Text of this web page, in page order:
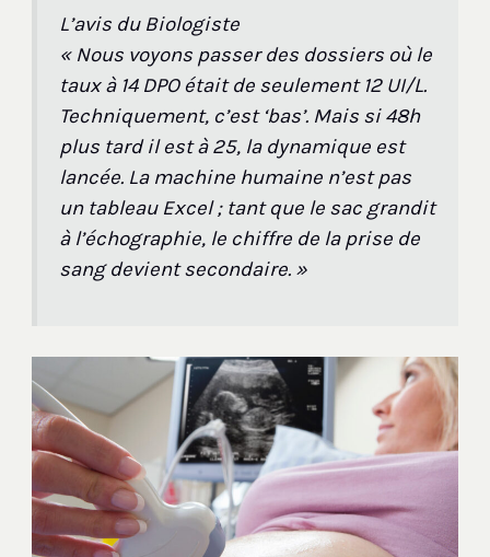
L’avis du Biologiste
« Nous voyons passer des dossiers où le
taux à 14 DPO était de seulement 12 UI/L.
Techniquement, c’est ‘bas’. Mais si 48h
plus tard il est à 25, la dynamique est
lancée. La machine humaine n’est pas
un tableau Excel ; tant que le sac grandit
à l’échographie, le chiffre de la prise de
sang devient secondaire. »